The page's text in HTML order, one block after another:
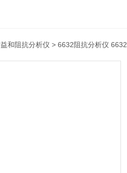
益和阻抗分析仪 > 6632阻抗分析仪 6632